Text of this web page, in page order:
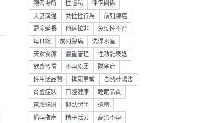
親密場所 性隱私 伴侶關係
夫妻溝通 女性性行為 前列腺癌
壽命延長 他達拉非 免疫性不育
每日錠 前列腺痛 洗澡水溫
天然食療 體重管理 性功能衰退
飲食習慣 不孕原因 隱睾症
性生活品質 排尿異常 自然壯陽法
腎虛症狀 口腔健康 睡眠品質
電腦輻射 仰臥起坐 遺精
備孕指南 精子活力 高溫不孕